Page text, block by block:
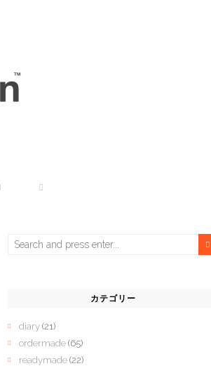
Search
カテゴリー
diary (21)
ordermade (65)
readymade (22)